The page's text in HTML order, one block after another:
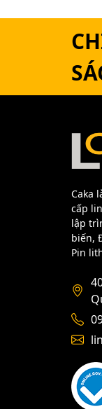
Caka
cấp
lập
biến,
Pin